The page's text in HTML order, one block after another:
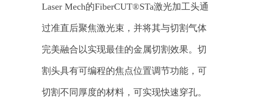
Laser Mech的FiberCUT®STa激光加工头通
过准直后聚焦激光束，并将其与切割气体
完美融合以实现最佳的金属切割效果。切
割头具有可编程的焦点位置调节功能，可
切割不同厚度的材料，可实现快速穿孔。